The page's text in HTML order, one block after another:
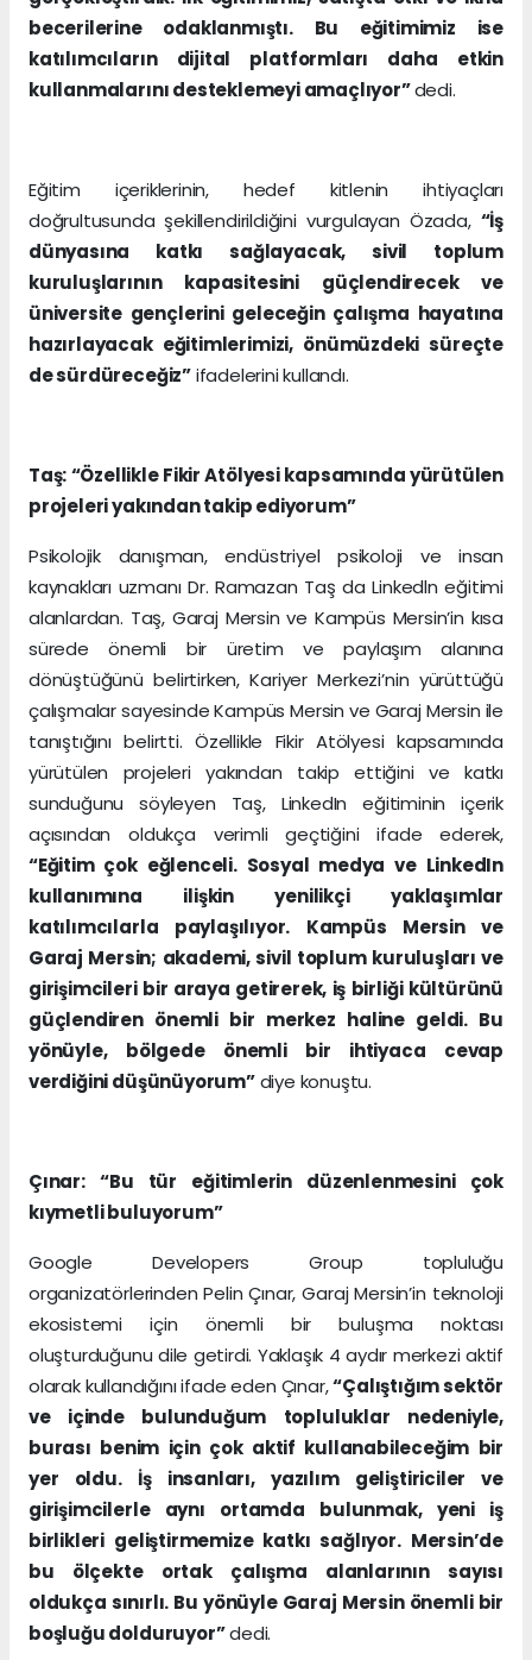
becerilerine odaklanmıştı. Bu eğitimimiz ise
katılımcıların dijital platformları daha etkin
kullanmalarını desteklemeyi amaçlıyor”dedi.
Eğitim içeriklerinin, hedef kitlenin ihtiyaçları
doğrultusunda şekillendirildiğini vurgulayan Özada, “İş
dünyasına katkı sağlayacak, sivil toplum
kuruluşlarının kapasitesini güçlendirecek ve
üniversite gençlerini geleceğin çalışma hayatına
hazırlayacak eğitimlerimizi, önümüzdeki süreçte
de sürdüreceğiz”ifadelerini kullandı.
Taş: “Özellikle Fikir Atölyesi kapsamında yürütülen
projeleri yakından takip ediyorum”
Psikolojik danışman, endüstriyel psikoloji ve insan
kaynakları uzmanı Dr. Ramazan Taş da Linkedln eğitimi
alanlardan. Taş, Garaj Mersin ve Kampüs Mersin’in kısa
sürede önemli bir üretim ve paylaşım alanına
dönüştüğünü belirtirken, Kariyer Merkezi’nin yürüttüğü
çalışmalar sayesinde Kampüs Mersin ve Garaj Mersin ile
tanıştığını belirtti. Özellikle Fikir Atölyesi kapsamında
yürütülen projeleri yakından takip ettiğini ve katkı
sunduğunu söyleyen Taş, LinkedIn eğitiminin içerik
açısından oldukça verimli geçtiğini ifade ederek,
“Eğitim çok eğlenceli. Sosyal medya ve LinkedIn
kullanımına ilişkin yenilikçi yaklaşımlar
katılımcılarla paylaşılıyor. Kampüs Mersin ve
Garaj Mersin; akademi, sivil toplum kuruluşları ve
girişimcileri bir araya getirerek, iş birliği kültürünü
güçlendiren önemli bir merkez haline geldi. Bu
yönüyle, bölgede önemli bir ihtiyaca cevap
verdiğini düşünüyorum”diye konuştu.
Çınar: “Bu tür eğitimlerin düzenlenmesini çok
kıymetli buluyorum”
Google Developers Group topluluğu
organizatörlerinden Pelin Çınar, Garaj Mersin’in teknoloji
ekosistemi için önemli bir buluşma noktası
oluşturduğunu dile getirdi. Yaklaşık 4 aydır merkezi aktif
olarak kullandığını ifade eden Çınar,“Çalıştığım sektör
ve içinde bulunduğum topluluklar nedeniyle,
burası benim için çok aktif kullanabileceğim bir
yer oldu. İş insanları, yazılım geliştiriciler ve
girişimcilerle aynı ortamda bulunmak, yeni iş
birlikleri geliştirmemize katkı sağlıyor. Mersin’de
bu ölçekte ortak çalışma alanlarının sayısı
oldukça sınırlı. Bu yönüyle Garaj Mersin önemli bir
boşluğu dolduruyor”dedi.